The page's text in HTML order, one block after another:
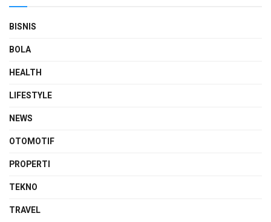
BISNIS
BOLA
HEALTH
LIFESTYLE
NEWS
OTOMOTIF
PROPERTI
TEKNO
TRAVEL